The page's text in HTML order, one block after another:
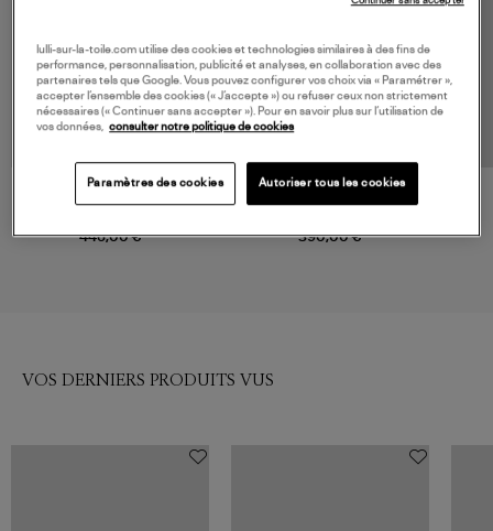
446,00 € 390,00 €
Ecru Noir
VOS DERNIERS PRODUITS VUS
lulli-sur-la-toile.com utilise des cookies et technologies similaires à des fins de
performance, personnalisation, publicité et analyses, en collaboration avec des
partenaires tels que Google. Vous pouvez configurer vos choix via « Paramétrer »,
accepter l’ensemble des cookies (« J’accepte ») ou refuser ceux non strictement
nécessaires (« Continuer sans accepter »). Pour en savoir plus sur l’utilisation de
vos données, consulter notre politique de cookies
Paramètres des cookies Autoriser tous les cookies